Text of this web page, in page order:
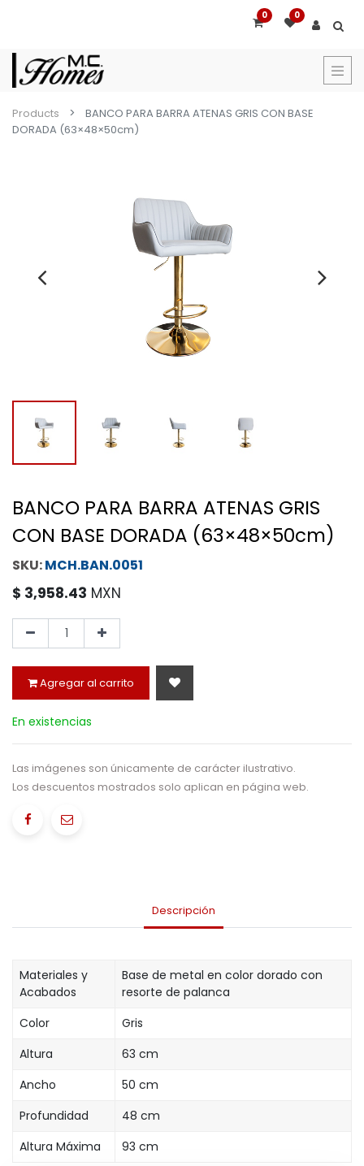
0 0
Products
BANCO PARA BARRA ATENAS GRIS CON BASE
DORADA (63×48×50cm)
BANCO PARA BARRA ATENAS GRIS
CON BASE DORADA (63×48×50cm)
MCH.BAN.0051
$ 3,958.43 MXN
Agregar al carrito
En existencias
Las imágenes son únicamente de carácter ilustrativo.
Los descuentos mostrados solo aplican en página web.
Descripción
Materiales y
Acabados
Base de metal en color dorado con
resorte de palanca
Color
Gris
Altura
63 cm
Ancho
50 cm
Profundidad
48 cm
Altura Máxima
93 cm